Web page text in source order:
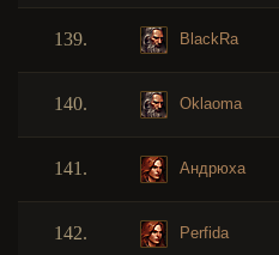
139. BlackRa
140. Oklaoma
141. Андрюха
142. Perfida